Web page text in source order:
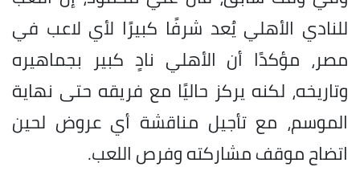
للنادي الأهلي يُعد شرفًا كبيرًا لأي لاعب في
مصر، مؤكدًا أن الأهلي نادٍ كبير بجماهيره
وتاريخه، لكنه يركز حاليًا مع فريقه حتى نهاية
الموسم، مع تأجيل مناقشة أي عروض لحين
اتضاح موقف مشاركته وفرص اللعب.